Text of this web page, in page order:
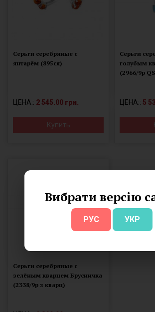
Вибрати версію
РУС УКР
Серьги серебряные с
янтарём (895ся)
ЦЕНА:: 2 545.00 грн.
Купить
Серьги
голубым
(2966/9р
ЦЕНА:: 5
Серьги серебряные с
зелёным кварцем Брусничка
(2338/9р з кварц)